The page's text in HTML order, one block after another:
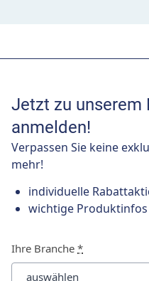
Jetzt zu unserem
anmelden!
Verpassen Sie keine
mehr!
individuelle
wichtige
Ihre Branche *